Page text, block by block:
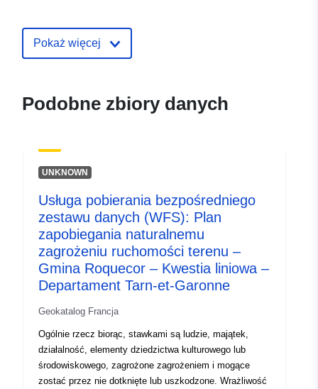
Identyfikatory:
d126-418f-9bf4-
41c7-bb09-a0151d35df8a
Typ:
Zasób:
http://inspire.ec.europa.eu/
codelist/ResourceType/services
Pokaż więcej
Podobne zbiory danych
UNKNOWN
Usługa pobierania bezpośredniego
zestawu danych (WFS): Plan
zapobiegania naturalnemu
zagrożeniu ruchomości terenu –
Gmina Roquecor – Kwestia liniowa –
Departament Tarn-et-Garonne
Geokatalog Francja
Ogólnie rzecz biorąc, stawkami są ludzie, majątek,
działalność, elementy dziedzictwa kulturowego lub
środowiskowego, zagrożone zagrożeniem i mogące
zostać przez nie dotknięte lub uszkodzone. Wrażliwość